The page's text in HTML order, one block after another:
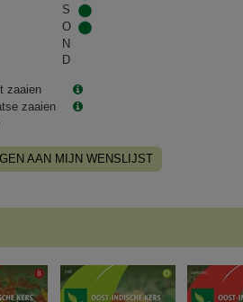
S
O
N
D
zaaien
zaaien
AAN MIJN WENSLIJST